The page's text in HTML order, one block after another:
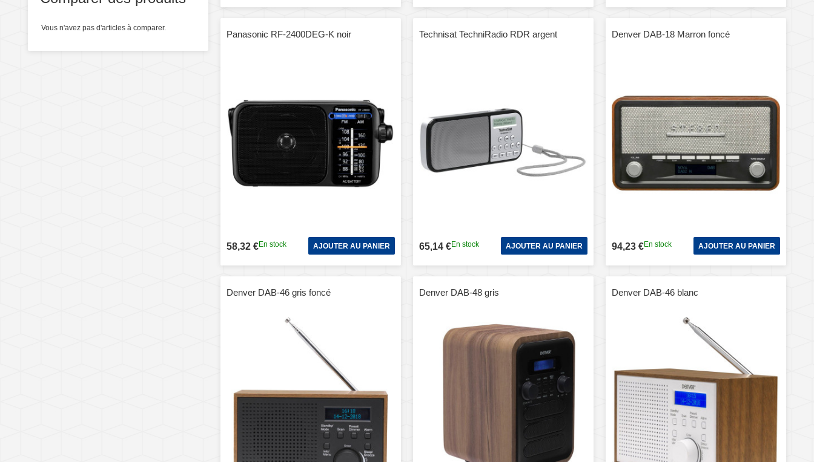
Panasonic RF-2400DEG-K noir
58,32 €En stock AJOUTER AU PANIER
Technisat TechniRadio RDR argent
65,14 €En stock AJOUTER AU PANIER
Denver DAB-18 Marron foncé
94,23 €En stock AJOUTER AU PANIER
Denver DAB-46 gris foncé Denver DAB-48 gris Denver DAB-46 blanc
Vous n'avez pas d'articles à comparer.